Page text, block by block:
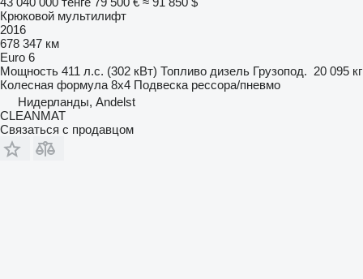
Крюковой мультилифт
2016
678 347 км
Euro 6
Мощность 411 л.с. (302 кВт) Топливо дизель Грузопод. 20 095 кг
Колесная формула 8x4 Подвеска рессора/пневмо
Нидерланды, Andelst
CLEANMAT
Связаться с продавцом